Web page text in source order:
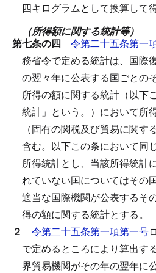
四キログラムとして換算して
（所得額に関する統計等）
第七条の四 令第二十五条第一
務省令で定める統計は、国際
の翌々年に公表する国ごとの
所得の額に関する統計（以下
統計」という。）において所
（固有の関税及び貿易に関す
含む。以下この条において同
所得統計とし、当該所得統計
れていない国についてはその
適当な国際機関が公表するそ
得の額に関する統計とする。
２ 令第二十五条第一項第一号
で定めるところにより算出す
界貿易機関がその年の翌年に